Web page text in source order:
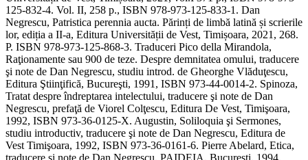
125-832-4. Vol. II, 258 p., ISBN 978-973-125-833-1. Dan
Negrescu, Patristica perennia aucta. Părinți de limbă latină și scrierile
lor, ediția a II-a, Editura Universității de Vest, Timișoara, 2021, 268.
P. ISBN 978-973-125-868-3. Traduceri Pico della Mirandola,
Raţionamente sau 900 de teze. Despre demnitatea omului, traducere
şi note de Dan Negrescu, studiu introd. de Gheorghe Vlăduţescu,
Editura Ştiinţifică, Bucureşti, 1991, ISBN 973-44-0014-2. Spinoza,
Tratat despre îndreptarea intelectului, traducere şi note de Dan
Negrescu, prefaţă de Viorel Colţescu, Editura De Vest, Timişoara,
1992, ISBN 973-36-0125-X. Augustin, Soliloquia şi Sermones,
studiu introductiv, traducere şi note de Dan Negrescu, Editura de
Vest Timişoara, 1992, ISBN 973-36-0161-6. Pierre Abelard, Etica,